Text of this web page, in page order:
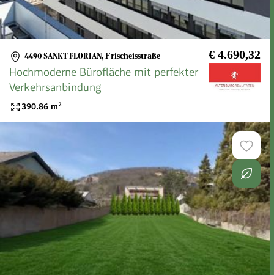
4490 SANKT FLORIAN, Frischeisstraße € 4.690,32
Hochmoderne Bürofläche mit perfekter
Verkehrsanbindung
390.86 m²